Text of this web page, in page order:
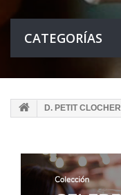
CATEGORÍAS
D. PETIT CLOCHER